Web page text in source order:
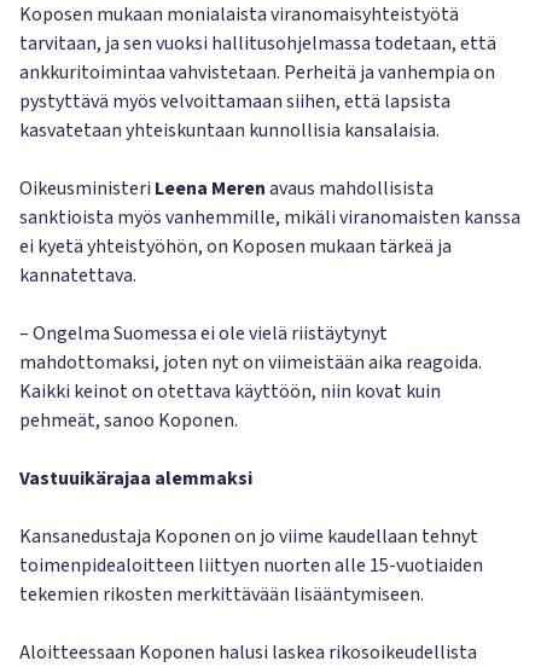
Koposen mukaan monialaista viranomaisyhteistyötä
tarvitaan, ja sen vuoksi hallitusohjelmassa todetaan, että
ankkuritoimintaa vahvistetaan. Perheitä ja vanhempia on
pystyttävä myös velvoittamaan siihen, että lapsista
kasvatetaan yhteiskuntaan kunnollisia kansalaisia.
Oikeusministeri Leena Merenavaus mahdollisista
sanktioista myös vanhemmille, mikäli viranomaisten kanssa
ei kyetä yhteistyöhön, on Koposen mukaan tärkeä ja
kannatettava.
– Ongelma Suomessa ei ole vielä riistäytynyt
mahdottomaksi, joten nyt on viimeistään aika reagoida.
Kaikki keinot on otettava käyttöön, niin kovat kuin
pehmeät, sanoo Koponen.
Vastuuikärajaa alemmaksi
Kansanedustaja Koponen on jo viime kaudellaan tehnyt
toimenpidealoitteen liittyen nuorten alle 15-vuotiaiden
tekemien rikosten merkittävään lisääntymiseen.
Aloitteessaan Koponen halusi laskea rikosoikeudellista